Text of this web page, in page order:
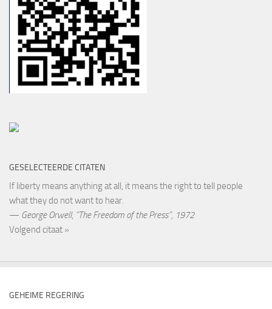
GESELECTEERDE CITATEN
If liberty means anything at all, it means the right to tell people
what they do not want to hear.
— George Orwell, “The Freedom of the Press”, 1972
Volgend citaat »
GEHEIME REGERING